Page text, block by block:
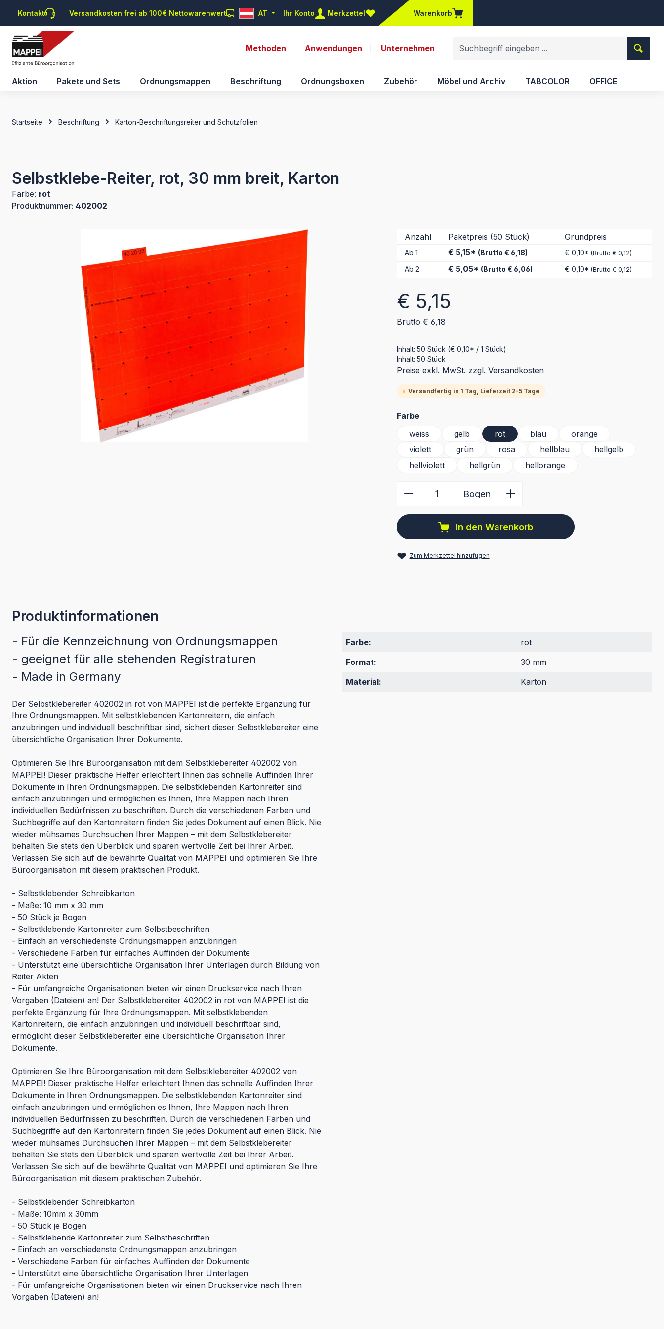
Hauptinhalt springen
Zur Suche springen
Zur Hauptnavigation springen
Kontakt Versandkosten frei ab 100€ Nettowarenwert AT Ihr Konto Merkzettel
Du hast 0 Produkte auf dem Merkzettel
Warenkorb
Methoden Anwendungen Unternehmen
Aktion Pakete und Sets Ordnungsmappen Beschriftung Ordnungsboxen Zubehör Möbel und Archiv TABCOLOR OFFICE
Startseite Beschriftung Karton-Beschriftungsreiter und Schutzfolien
Selbstklebe-Reiter, rot, 30 mm breit, Karton
Farbe: rot
Produktnummer: 402002
Anzahl Paketpreis (50 Stück) Grundpreis
Ab1 € 5,15* (Brutto € 6,18) € 0,10*(Brutto € 0,12)
Ab2 € 5,05* (Brutto € 6,06) € 0,10*(Brutto € 0,12)
Regulärer Preis:
€ 5,15
Brutto € 6,18
Inhalt:50 Stück (€ 0,10* / 1 Stück)
Inhalt:50 Stück
Preise exkl. MwSt. zzgl. Versandkosten
Versandfertig in 1 Tag, Lieferzeit 2-5 Tage
Farbeauswählen
weiss
gelb rot blau
orange
violett
grün rosa hellblau
hellgelb
hellviolett
hellgrün hellorange
Produkt Anzahl: Gib den gewünschten Wert
Bogen
In den Warenkorb
Zum Merkzettel hinzufügen
Produktinformationen
- Für die Kennzeichnung von Ordnungsmappen
- geeignet für alle stehenden Registraturen
- Made in Germany
Der Selbstklebereiter 402002 in rot von MAPPEI ist die perfekte Ergänzung für
Ihre Ordnungsmappen. Mit selbstklebenden Kartonreitern, die einfach
anzubringen und individuell beschriftbar sind, sichert dieser Selbstklebereiter eine
übersichtliche Organisation Ihrer Dokumente.
Optimieren Sie Ihre Büroorganisation mit dem Selbstklebereiter 402002 von
MAPPEI! Dieser praktische Helfer erleichtert Ihnen das schnelle Auffinden Ihrer
Dokumente in Ihren Ordnungsmappen. Die selbstklebenden Kartonreiter sind
einfach anzubringen und ermöglichen es Ihnen, Ihre Mappen nach Ihren
individuellen Bedürfnissen zu beschriften. Durch die verschiedenen Farben und
Suchbegriffe auf den Kartonreitern finden Sie jedes Dokument auf einen Blick. Nie
wieder mühsames Durchsuchen Ihrer Mappen – mit dem Selbstklebereiter
behalten Sie stets den Überblick und sparen wertvolle Zeit bei Ihrer Arbeit.
Verlassen Sie sich auf die bewährte Qualität von MAPPEI und optimieren Sie Ihre
Büroorganisation mit diesem praktischen Produkt.
- Selbstklebender Schreibkarton
- Maße: 10 mm x 30 mm
- 50 Stück je Bogen
- Selbstklebende Kartonreiter zum Selbstbeschriften
- Einfach an verschiedenste Ordnungsmappen anzubringen
- Verschiedene Farben für einfaches Auffinden der Dokumente
- Unterstützt eine übersichtliche Organisation Ihrer Unterlagen durch Bildung von
Reiter Akten
- Für umfangreiche Organisationen bieten wir einen Druckservice nach Ihren
Vorgaben (Dateien) an! Der Selbstklebereiter 402002 in rot von MAPPEI ist die
perfekte Ergänzung für Ihre Ordnungsmappen. Mit selbstklebenden
Kartonreitern, die einfach anzubringen und individuell beschriftbar sind,
ermöglicht dieser Selbstklebereiter eine übersichtliche Organisation Ihrer
Dokumente.
Optimieren Sie Ihre Büroorganisation mit dem Selbstklebereiter 402002 von
MAPPEI! Dieser praktische Helfer erleichtert Ihnen das schnelle Auffinden Ihrer
Dokumente in Ihren Ordnungsmappen. Die selbstklebenden Kartonreiter sind
einfach anzubringen und ermöglichen es Ihnen, Ihre Mappen nach Ihren
individuellen Bedürfnissen zu beschriften. Durch die verschiedenen Farben und
Suchbegriffe auf den Kartonreitern finden Sie jedes Dokument auf einen Blick. Nie
wieder mühsames Durchsuchen Ihrer Mappen – mit dem Selbstklebereiter
behalten Sie stets den Überblick und sparen wertvolle Zeit bei Ihrer Arbeit.
Verlassen Sie sich auf die bewährte Qualität von MAPPEI und optimieren Sie Ihre
Büroorganisation mit diesem praktischen Zubehör.
- Selbstklebender Schreibkarton
- Maße: 10mm x 30mm
- 50 Stück je Bogen
- Selbstklebende Kartonreiter zum Selbstbeschriften
- Einfach an verschiedenste Ordnungsmappen anzubringen
- Verschiedene Farben für einfaches Auffinden der Dokumente
- Unterstützt eine übersichtliche Organisation Ihrer Unterlagen
- Für umfangreiche Organisationen bieten wir einen Druckservice nach Ihren
Vorgaben (Dateien) an!
Farbe:
rot
Format:
30 mm
Material:
Karton